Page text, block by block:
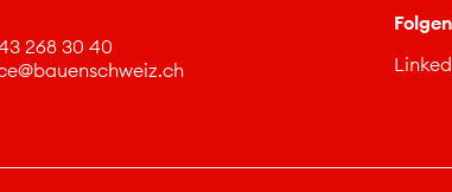
268 30 40
b nschw z ch